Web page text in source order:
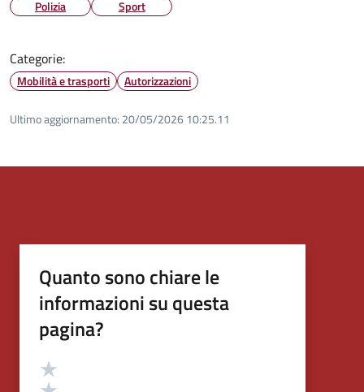
Polizia Sport
Categorie:
Mobilità e trasporti Autorizzazioni
Ultimo aggiornamento: 20/05/2026 10:25.11
Quanto sono chiare le
informazioni su questa
pagina?
Valutazione